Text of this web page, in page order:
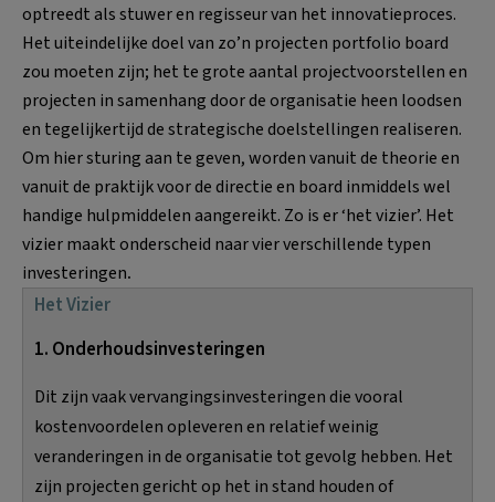
optreedt als stuwer en regisseur van het innovatieproces.
Het uiteindelijke doel van zo’n projecten portfolio board
zou moeten zijn; het te grote aantal projectvoorstellen en
projecten in samenhang door de organisatie heen loodsen
en tegelijkertijd de strategische doelstellingen realiseren.
Om hier sturing aan te geven, worden vanuit de theorie en
vanuit de praktijk voor de directie en board inmiddels wel
handige hulpmiddelen aangereikt. Zo is er ‘het vizier’. Het
vizier maakt onderscheid naar vier verschillende typen
investeringen.
Het Vizier
1. Onderhoudsinvesteringen
Dit zijn vaak vervangingsinvesteringen die vooral
kostenvoordelen opleveren en relatief weinig
veranderingen in de organisatie tot gevolg hebben. Het
zijn projecten gericht op het in stand houden of